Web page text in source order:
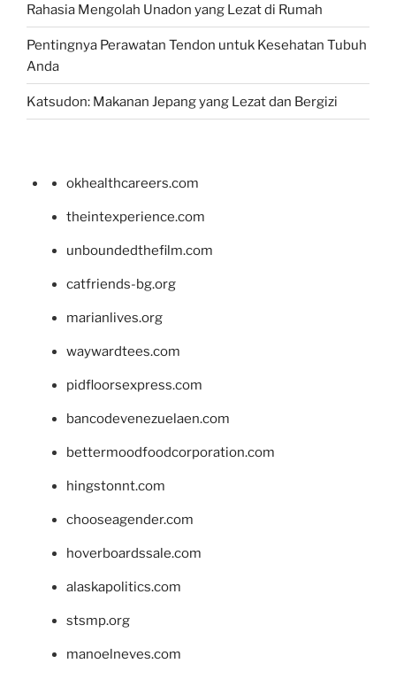
Rahasia Mengolah Unadon yang Lezat di Rumah
Pentingnya Perawatan Tendon untuk Kesehatan Tubuh
Anda
Katsudon: Makanan Jepang yang Lezat dan Bergizi
okhealthcareers.com
theintexperience.com
unboundedthefilm.com
catfriends-bg.org
marianlives.org
waywardtees.com
pidfloorsexpress.com
bancodevenezuelaen.com
bettermoodfoodcorporation.com
hingstonnt.com
chooseagender.com
hoverboardssale.com
alaskapolitics.com
stsmp.org
manoelneves.com